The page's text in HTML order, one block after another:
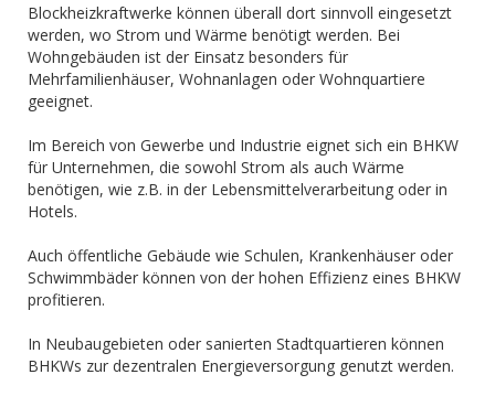
Blockheizkraftwerke können überall dort sinnvoll eingesetzt
werden, wo Strom und Wärme benötigt werden. Bei
Wohngebäuden ist der Einsatz besonders für
Mehrfamilienhäuser, Wohnanlagen oder Wohnquartiere
geeignet.
Im Bereich von Gewerbe und Industrie eignet sich ein BHKW
für Unternehmen, die sowohl Strom als auch Wärme
benötigen, wie z.B. in der Lebensmittelverarbeitung oder in
Hotels.
Auch öffentliche Gebäude wie Schulen, Krankenhäuser oder
Schwimmbäder können von der hohen Effizienz eines BHKW
profitieren.
In Neubaugebieten oder sanierten Stadtquartieren können
BHKWs zur dezentralen Energieversorgung genutzt werden.